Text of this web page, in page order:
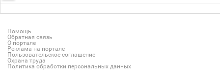
Помощь
Обратная связь
О портале
Реклама на портале
Пользовательское соглашение
Охрана труда
Политика обработки персональных данных